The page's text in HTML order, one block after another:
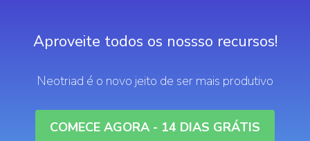
Aproveite todos os nossso recursos!
Neotriad é o novo jeito de ser mais produtivo
COMECE AGORA - 14 DIAS GRÁTIS